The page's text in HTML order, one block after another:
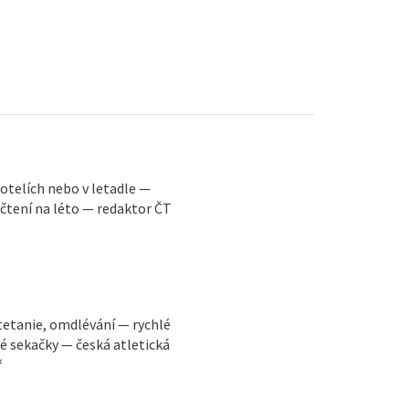
nebo v letadle —
na léto — redaktor ČT
omdlévání — rychlé
sekačky — česká atletická